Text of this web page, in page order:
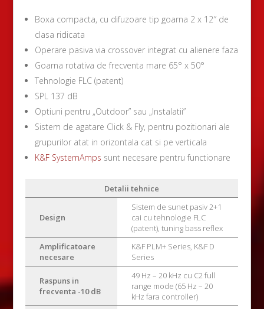
Boxa compacta, cu difuzoare tip goarna 2 x 12″ de
clasa ridicata
Operare pasiva via crossover integrat cu alienere faza
Goarna rotativa de frecventa mare 65° x 50°
Tehnologie FLC (patent)
SPL 137 dB
Optiuni pentru „Outdoor” sau „Instalatii”
Sistem de agatare Click & Fly, pentru pozitionari ale
grupurilor atat in orizontala cat si pe verticala
K&F SystemAmps sunt necesare pentru functionare
Detalii tehnice
Design
Sistem de sunet pasiv 2+1
cai cu tehnologie FLC
(patent), tuning bass reflex
Amplificatoare
necesare
K&F PLM+ Series, K&F D
Series
Raspuns in
frecventa -10 dB
49 Hz – 20 kHz cu C2 full
range mode (65 Hz – 20
kHz fara controller)